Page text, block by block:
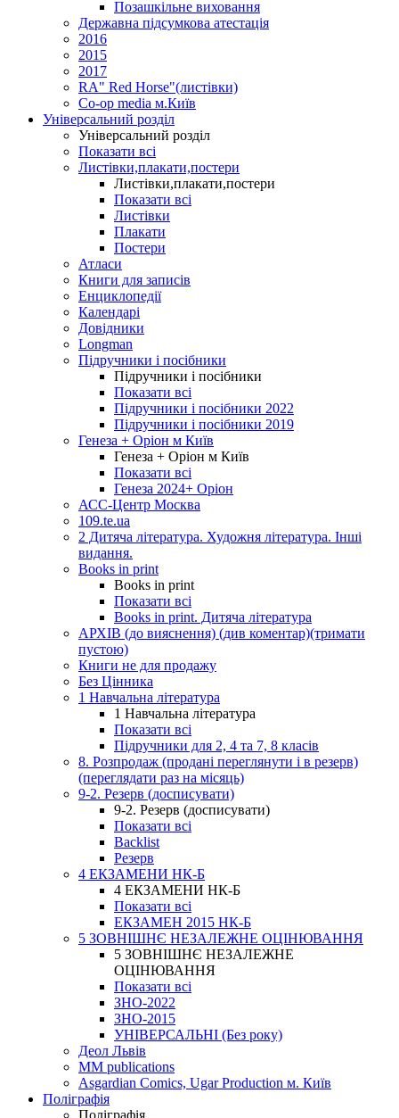
Позашкільне виховання
Державна підсумкова атестація
2016
2015
2017
RA" Red Horse"(листівки)
Co-op media м.Київ
Універсальний розділ
Універсальний розділ
Показати всі
Листівки,плакати,постери
Листівки,плакати,постери
Показати всі
Листівки
Плакати
Постери
Атласи
Книги для записів
Енциклопедії
Календарі
Довідники
Longman
Підручники і посібники
Підручники і посібники
Показати всі
Підручники і посібники 2022
Підручники і посібники 2019
Генеза + Оріон м Київ
Генеза + Оріон м Київ
Показати всі
Генеза 2024+ Оріон
АСС-Центр Москва
109.te.ua
2 Дитяча література. Художня література. Інші
видання.
Books in print
Books in print
Показати всі
Books in print. Дитяча література
АРХІВ (до вияснення) (див коментар)(тримати
пустою)
Книги не для продажу
Без Цінника
1 Навчальна література
1 Навчальна література
Показати всі
Підручники для 2, 4 та 7, 8 класів
8. Розпродаж (продані переглянути і в резерв)
(переглядати раз на місяць)
9-2. Резерв (досписувати)
9-2. Резерв (досписувати)
Показати всі
Backlist
Резерв
4 ЕКЗАМЕНИ НК-Б
4 ЕКЗАМЕНИ НК-Б
Показати всі
ЕКЗАМЕН 2015 НК-Б
5 ЗОВНІШНЄ НЕЗАЛЕЖНЕ ОЦІНЮВАННЯ
5 ЗОВНІШНЄ НЕЗАЛЕЖНЕ
ОЦІНЮВАННЯ
Показати всі
ЗНО-2022
ЗНО-2015
УНІВЕРСАЛЬНІ (Без року)
Деол Львів
MM publications
Asgardian Comics, Ugar Production м. Київ
Поліграфія
Поліграфія